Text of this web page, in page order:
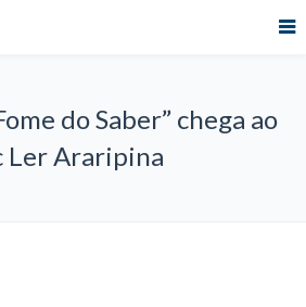
do Saber” chega ao
Ler Araripina